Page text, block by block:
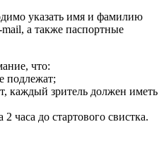
указать имя и фамилию
а также паспортные
что:
подлежат;
каждый зритель должен иметь
часа до стартового свистка.